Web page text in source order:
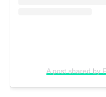
A post shared by